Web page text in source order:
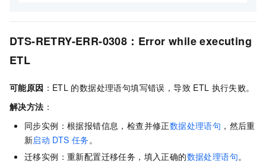
DTS-RETRY-ERR-0308：Error while executing
ETL
可能原因 ：ETL 的数据处理语句填写错误，导致 ETL 执行失败。
解决方法 ：
同步实例：根据报错信息，检查并修正数据处理语句 ，然后重
新启动 DTS 任务 。
迁移实例：重新配置迁移任务，填入正确的数据处理语句。